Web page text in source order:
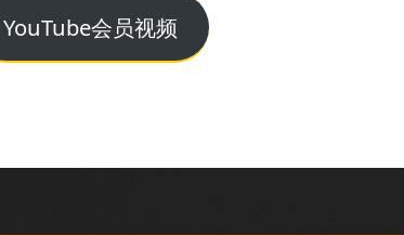
YouTube会员视频